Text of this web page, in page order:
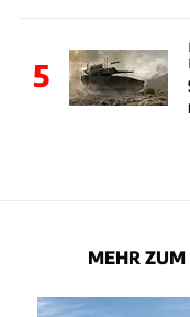
5
MEHR